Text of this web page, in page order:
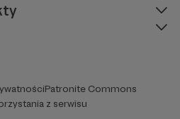
Patronite Commons
z serwisu